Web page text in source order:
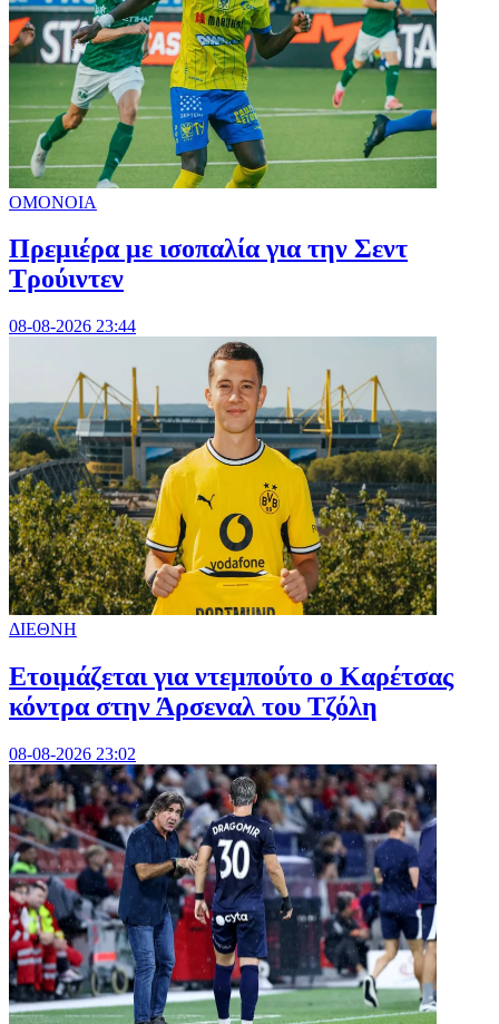
ΟΜΟΝΟΙΑ
Πρεμιέρα με ισοπαλία για την Σεντ
Τρούιντεν
08-08-2026 23:44
ΔΙΕΘΝΗ
Ετοιμάζεται για ντεμπούτο ο Καρέτσας
κόντρα στην Άρσεναλ του Τζόλη
08-08-2026 23:02